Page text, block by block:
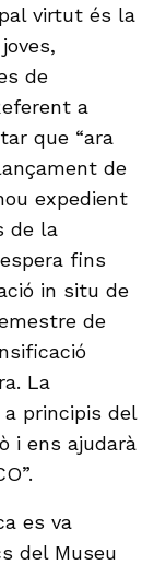
virtut és la
de
a
que “ara
de
expedient
de la
fins
in situ de
de
La
a principis del
i ens ajudarà
es va
del Museu